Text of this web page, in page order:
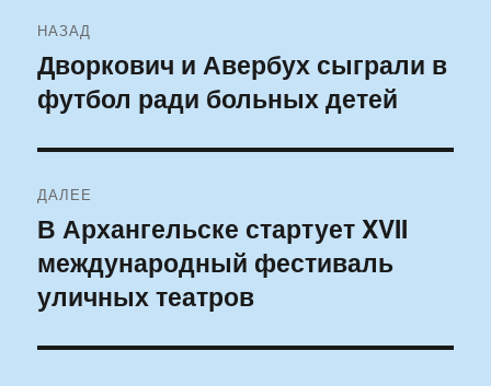
по
записям
НАЗАД
Предыдущая
запись:
Дворкович и Авербух сыграли в
футбол ради больных детей
ДАЛЕЕ
Следующая
запись:
В Архангельске стартует XVII
международный фестиваль
уличных театров